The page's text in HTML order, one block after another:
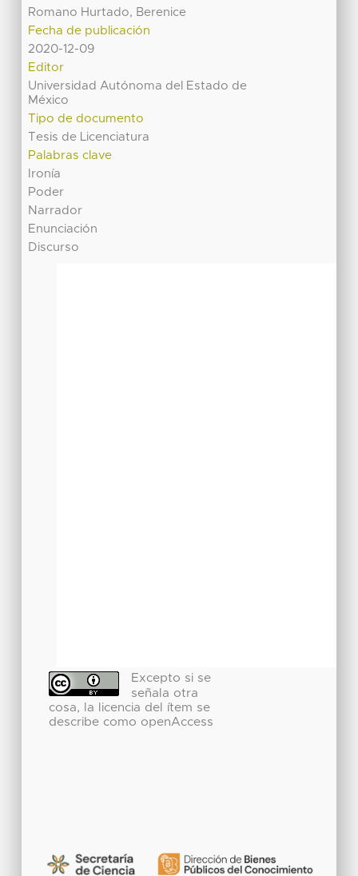
Romano Hurtado, Berenice
Fecha de publicación
2020-12-09
Editor
Universidad Autónoma del Estado de
México
Tipo de documento
Tesis de Licenciatura
Palabras clave
Ironía
Poder
Narrador
Enunciación
Discurso
Excepto si se
señala otra
cosa, la licencia del ítem se
describe como openAccess